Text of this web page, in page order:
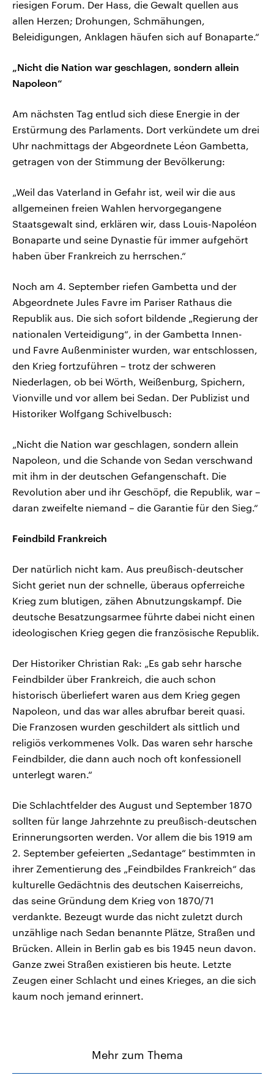
riesigen Forum. Der Hass, die Gewalt quellen aus
allen Herzen; Drohungen, Schmähungen,
Beleidigungen, Anklagen häufen sich auf Bonaparte.“
„Nicht die Nation war geschlagen, sondern allein
Napoleon“
Am nächsten Tag entlud sich diese Energie in der
Erstürmung des Parlaments. Dort verkündete um drei
Uhr nachmittags der Abgeordnete Léon Gambetta,
getragen von der Stimmung der Bevölkerung:
„Weil das Vaterland in Gefahr ist, weil wir die aus
allgemeinen freien Wahlen hervorgegangene
Staatsgewalt sind, erklären wir, dass Louis-Napoléon
Bonaparte und seine Dynastie für immer aufgehört
haben über Frankreich zu herrschen.“
Noch am 4. September riefen Gambetta und der
Abgeordnete Jules Favre im Pariser Rathaus die
Republik aus. Die sich sofort bildende „Regierung der
nationalen Verteidigung“, in der Gambetta Innen-
und Favre Außenminister wurden, war entschlossen,
den Krieg fortzuführen – trotz der schweren
Niederlagen, ob bei Wörth, Weißenburg, Spichern,
Vionville und vor allem bei Sedan. Der Publizist und
Historiker Wolfgang Schivelbusch:
„Nicht die Nation war geschlagen, sondern allein
Napoleon, und die Schande von Sedan verschwand
mit ihm in der deutschen Gefangenschaft. Die
Revolution aber und ihr Geschöpf, die Republik, war –
daran zweifelte niemand – die Garantie für den Sieg.“
Feindbild Frankreich
Der natürlich nicht kam. Aus preußisch-deutscher
Sicht geriet nun der schnelle, überaus opferreiche
Krieg zum blutigen, zähen Abnutzungskampf. Die
deutsche Besatzungsarmee führte dabei nicht einen
ideologischen Krieg gegen die französische Republik.
Der Historiker Christian Rak: „Es gab sehr harsche
Feindbilder über Frankreich, die auch schon
historisch überliefert waren aus dem Krieg gegen
Napoleon, und das war alles abrufbar bereit quasi.
Die Franzosen wurden geschildert als sittlich und
religiös verkommenes Volk. Das waren sehr harsche
Feindbilder, die dann auch noch oft konfessionell
unterlegt waren.“
Die Schlachtfelder des August und September 1870
sollten für lange Jahrzehnte zu preußisch-deutschen
Erinnerungsorten werden. Vor allem die bis 1919 am
2. September gefeierten „Sedantage“ bestimmten in
ihrer Zementierung des „Feindbildes Frankreich“ das
kulturelle Gedächtnis des deutschen Kaiserreichs,
das seine Gründung dem Krieg von 1870/71
verdankte. Bezeugt wurde das nicht zuletzt durch
unzählige nach Sedan benannte Plätze, Straßen und
Brücken. Allein in Berlin gab es bis 1945 neun davon.
Ganze zwei Straßen existieren bis heute. Letzte
Zeugen einer Schlacht und eines Krieges, an die sich
kaum noch jemand erinnert.
Mehr zum Thema